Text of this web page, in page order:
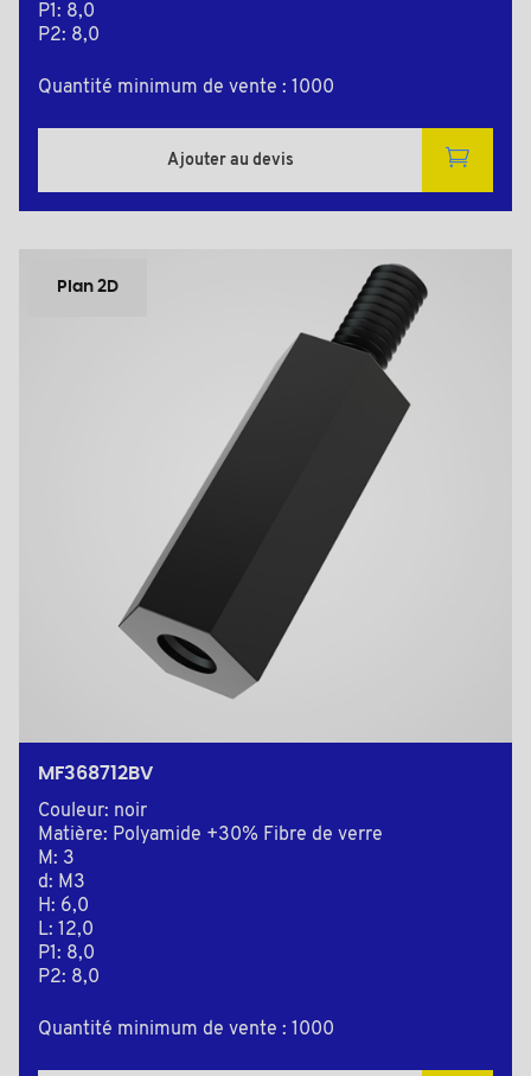
P1: 8,0
P2: 8,0
Quantité minimum de vente : 1000
Ajouter au devis
Plan 2D
MF368712BV
Couleur: noir
Matière: Polyamide +30% Fibre de verre
M: 3
d: M3
H: 6,0
L: 12,0
P1: 8,0
P2: 8,0
Quantité minimum de vente : 1000